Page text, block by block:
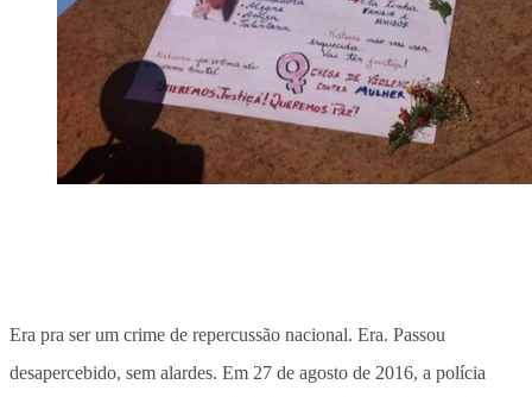
Era pra ser um crime de repercussão nacional. Era. Passou
desapercebido, sem alardes. Em 27 de agosto de 2016, a polícia